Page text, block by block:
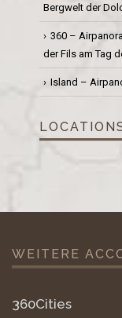
Bergwelt der
360 –
der Fils am Tag
Island –
WEITERE
360Cities